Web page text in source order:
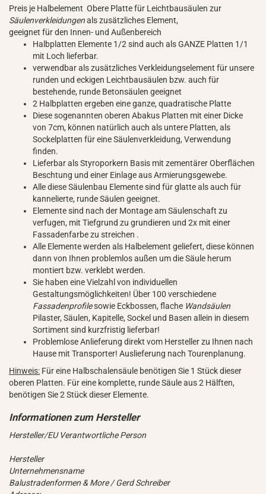
Preis je Halbelement Obere Platte für Leichtbausäulen zur
Säulenverkleidungenals zusätzliches Element,
geeignet für den Innen- und Außenbereich
Halbplatten Elemente 1/2 sind auch als GANZE Platten 1/1
mit Loch lieferbar.
verwendbar als zusätzliches Verkleidungselement für unsere
runden und eckigen Leichtbausäulen bzw. auch für
bestehende, runde Betonsäulen geeignet
2 Halbplatten ergeben eine ganze, quadratische Platte
Diese sogenannten oberen Abakus Platten mit einer Dicke
von 7cm, können natürlich auch als untere Platten, als
Sockelplatten für eine Säulenverkleidung, Verwendung
finden.
Lieferbar als Styroporkern Basis mit zementärer Oberflächen
Beschtung und einer Einlage aus Armierungsgewebe.
Alle diese Säulenbau Elemente sind für glatte als auch für
kannelierte, runde Säulen geeignet.
Elemente sind nach der Montage am Säulenschaft zu
verfugen, mit Tiefgrund zu grundieren und 2x mit einer
Fassadenfarbe zu streichen .
Alle Elemente werden als Halbelement geliefert, diese können
dann von Ihnen problemlos außen um die Säule herum
montiert bzw. verklebt werden.
Sie haben eine Vielzahl von individuellen
Gestaltungsmöglichkeiten! Über 100 verschiedene
Fassadenprofilesowie Eckbossen, flache Wandsäulen
Pilaster, Säulen, Kapitelle, Sockel und Basen allein in diesem
Sortiment sind kurzfristig lieferbar!
Problemlose Anlieferung direkt vom Hersteller zu Ihnen nach
Hause mit Transporter! Auslieferung nach Tourenplanung.
Hinweis: Für eine Halbschalensäule benötigen Sie 1 Stück dieser
oberen Platten. Für eine komplette, runde Säule aus 2 Hälften,
benötigen Sie 2 Stück dieser Elemente.
Hersteller/EU Verantwortliche Person
Hersteller
Unternehmensname
Balustradenformen & More / Gerd Schreiber